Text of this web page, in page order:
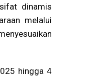
dinamis
melalui
hingga 4